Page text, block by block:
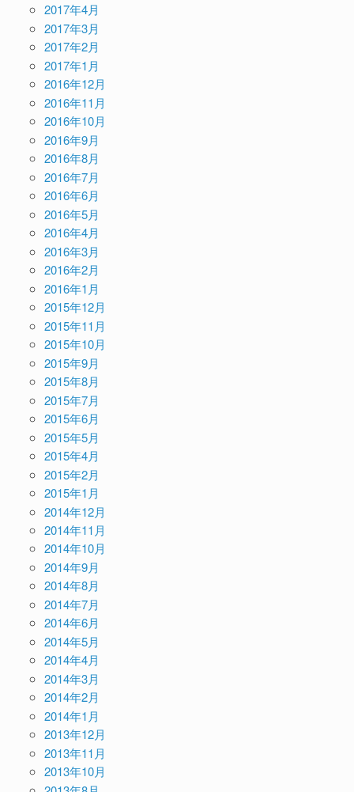
2017年4月
2017年3月
2017年2月
2017年1月
2016年12月
2016年11月
2016年10月
2016年9月
2016年8月
2016年7月
2016年6月
2016年5月
2016年4月
2016年3月
2016年2月
2016年1月
2015年12月
2015年11月
2015年10月
2015年9月
2015年8月
2015年7月
2015年6月
2015年5月
2015年4月
2015年2月
2015年1月
2014年12月
2014年11月
2014年10月
2014年9月
2014年8月
2014年7月
2014年6月
2014年5月
2014年4月
2014年3月
2014年2月
2014年1月
2013年12月
2013年11月
2013年10月